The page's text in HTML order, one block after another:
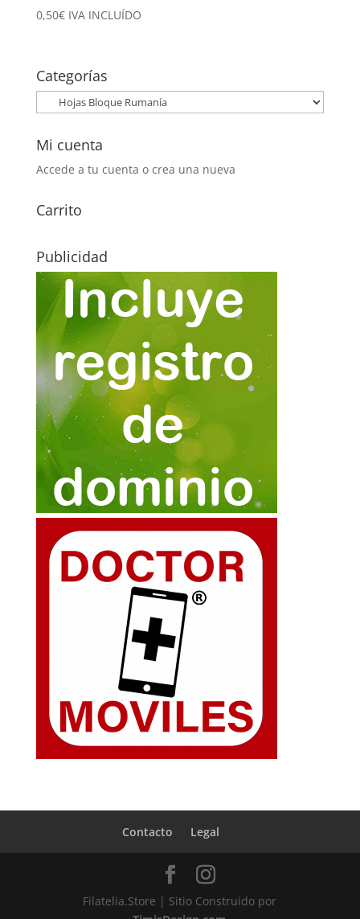
0,50€ IVA INCLUÍDO
Categorías
Mi cuenta
Accede a tu cuenta o crea una nueva
Carrito
Publicidad
Contacto Legal
Filatelia.Store | Sitio Construido por